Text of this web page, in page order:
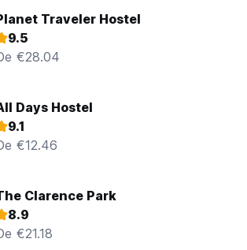
Traveler Hostel
9.5
€28.04
Days Hostel
9.1
€12.46
Clarence Park
8.9
€21.18